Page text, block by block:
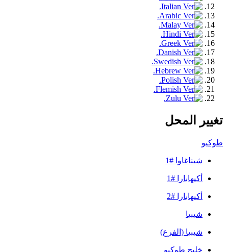
تغيير المحل
طوكيو
شيناغاوا #1
أكيهابارا #1
أكيهابارا #2
شيبيا
شيبيا (الفرع)
خليج طوكيو